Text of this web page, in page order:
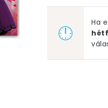
Ha